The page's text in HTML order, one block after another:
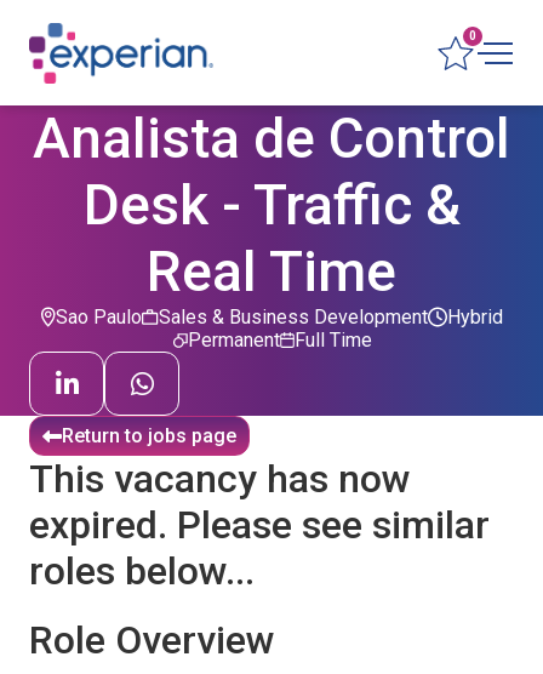
0
Analista de Control
Desk - Traffic &
Real Time
Sao Paulo
Sales & Business Development
Permanent
Hybrid
Full Time
Return to jobs page
This vacancy has now
expired. Please see similar
roles below...
Role Overview